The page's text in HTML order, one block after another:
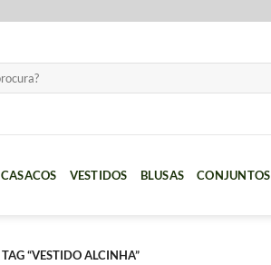
VESTIDOS BLUSAS CONJUNTOS
“VESTIDO ALCINHA”